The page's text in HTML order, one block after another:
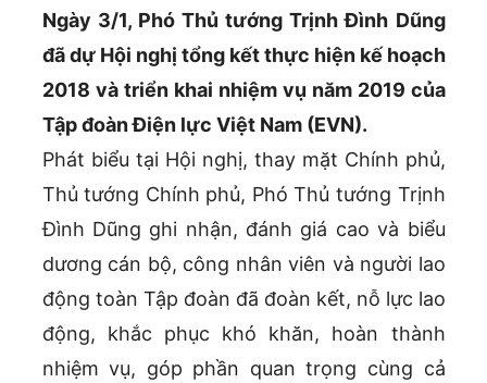
Ngày 3/1, Phó Thủ tướng Trịnh Đình Dũng
đã dự Hội nghị tổng kết thực hiện kế hoạch
2018 và triển khai nhiệm vụ năm 2019 của
Tập đoàn Điện lực Việt Nam (EVN).
Phát biểu tại Hội nghị, thay mặt Chính phủ,
Thủ tướng Chính phủ, Phó Thủ tướng Trịnh
Đình Dũng ghi nhận, đánh giá cao và biểu
dương cán bộ, công nhân viên và người lao
động toàn Tập đoàn đã đoàn kết, nỗ lực lao
động, khắc phục khó khăn, hoàn thành
nhiệm vụ, góp phần quan trọng cùng cả